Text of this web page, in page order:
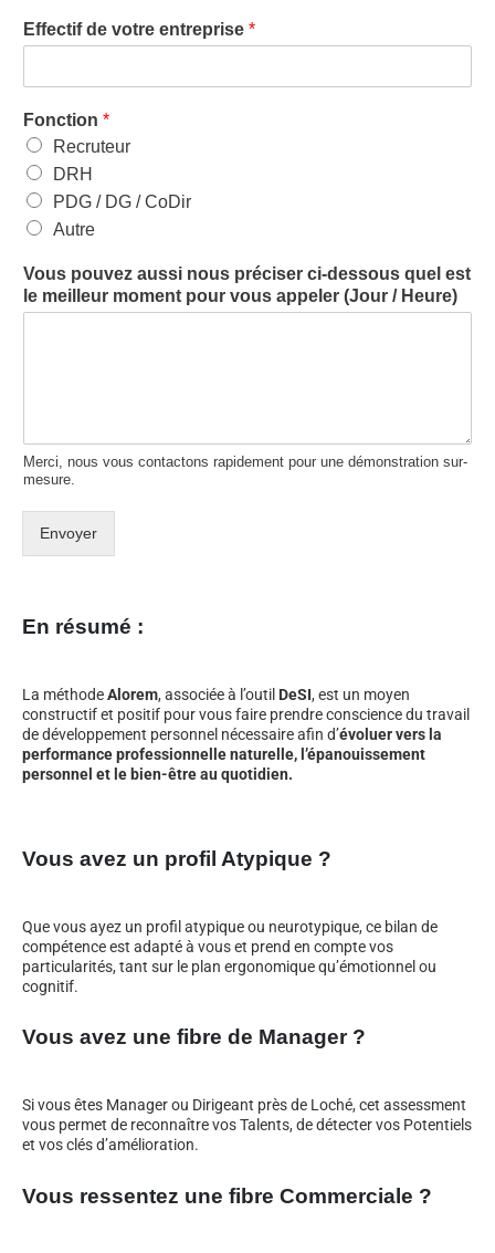
Effectif de votre entreprise *
Fonction *
Recruteur
DRH
PDG / DG / CoDir
Autre
Vous pouvez aussi nous préciser ci-dessous quel est
le meilleur moment pour vous appeler (Jour / Heure)
Merci, nous vous contactons rapidement pour une démonstration sur-
mesure.
Envoyer
En résumé :
La méthodeAlorem, associée à l’outil DeSI, est un moyen
constructif et positif pour vous faire prendre conscience du travail
de développement personnel nécessaire afin d’évoluer vers la
performance professionnelle naturelle, l’épanouissement
personnel et le bien-être au quotidien.
Vous avez un profil Atypique ?
Que vous ayez un profil atypique ou neurotypique, ce bilan de
compétence est adapté à vous et prend en compte vos
particularités, tant sur le plan ergonomique qu’émotionnel ou
cognitif.
Vous avez une fibre de Manager ?
Si vous êtes Manager ou Dirigeant près de Loché, cet assessment
vous permet de reconnaître vos Talents, de détecter vos Potentiels
et vos clés d’amélioration.
Vous ressentez une fibre Commerciale ?